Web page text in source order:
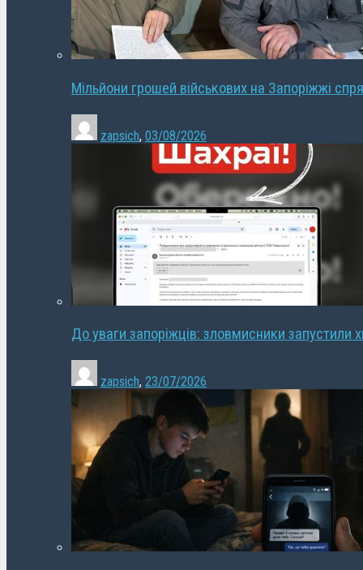
Мільйони грошей військових на Запоріжжі
zapsich, 03/08/2026
До уваги запоріжців: зловмисники запустили
zapsich, 23/07/2026